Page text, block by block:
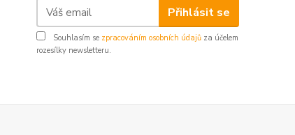
Přihlásit se
Souhlasím se zpracováním osobních údajů za účelem
rozesílky newsletteru.